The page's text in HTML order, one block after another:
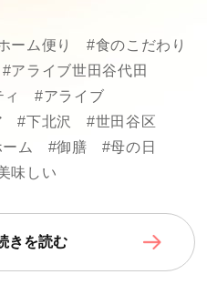
ーム便り
#食のこだわり
#アライブ世田谷代田
#アライブ
#下北沢
#世田谷区
ム
#御膳
#母の日
味しい
きを読む